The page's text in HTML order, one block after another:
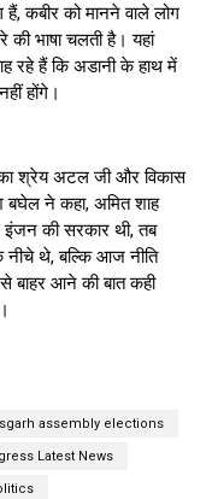
कबीर को मानने वाले लोग
की भाषा चलती है। यहां
रहे हैं कि अडानी के हाथ में
होंगे।
का श्रेय अटल जी और विकास
बघेल ने कहा, अमित शाह
की सरकार थी, तब
नीचे थे, बल्कि आज नीति
से बाहर आने की बात कही
assembly elections
Latest News